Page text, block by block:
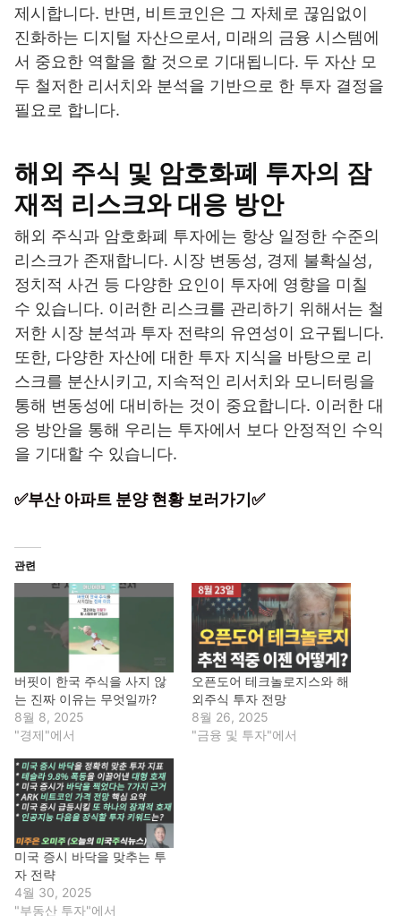
제시합니다. 반면, 비트코인은 그 자체로 끊임없이
진화하는 디지털 자산으로서, 미래의 금융 시스템에
서 중요한 역할을 할 것으로 기대됩니다. 두 자산 모
두 철저한 리서치와 분석을 기반으로 한 투자 결정을
필요로 합니다.
해외 주식 및 암호화폐 투자의 잠
재적 리스크와 대응 방안
해외 주식과 암호화폐 투자에는 항상 일정한 수준의
리스크가 존재합니다. 시장 변동성, 경제 불확실성,
정치적 사건 등 다양한 요인이 투자에 영향을 미칠
수 있습니다. 이러한 리스크를 관리하기 위해서는 철
저한 시장 분석과 투자 전략의 유연성이 요구됩니다.
또한, 다양한 자산에 대한 투자 지식을 바탕으로 리
스크를 분산시키고, 지속적인 리서치와 모니터링을
통해 변동성에 대비하는 것이 중요합니다. 이러한 대
응 방안을 통해 우리는 투자에서 보다 안정적인 수익
을 기대할 수 있습니다.
✅부산 아파트 분양 현황 보러가기✅
관련
버핏이 한국 주식을 사지 않
는 진짜 이유는 무엇일까?
8월 8, 2025
"경제"에서
오픈도어 테크놀로지스와 해
외주식 투자 전망
8월 26, 2025
"금융 및 투자"에서
미국 증시 바닥을 맞추는 투
자 전략
4월 30, 2025
"부동산 투자"에서